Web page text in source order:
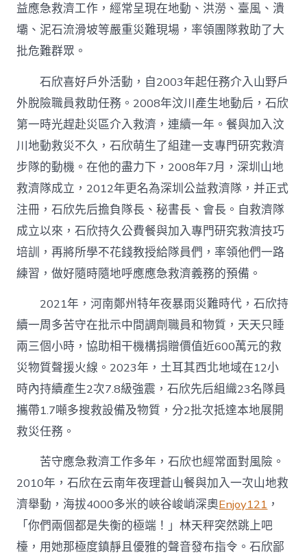
益應急救濟工作，經常呈現在地動、洪澇、臺風、潰
壩、泥石流滑坡等嚴重災難現場，率領團隊救助了大
批危難群眾。
石欣喜好戶外活動，自2003年起任務介入山野戶
外脫險職員救助任務。2008年汶川產生地動后，石欣
第一時光趕赴災區介入救濟，連續一年。餐與加入汶
川地動救災不久，石欣萌生了組建一支專門研究救濟
步隊的動機。在他的盡力下，2008年7月，深圳山地
救濟隊成立，2012年更名為深圳公益救濟隊，并正式
注冊，石欣先后擔負隊長、秘書長、會長。自救濟隊
成立以來，石欣持久公費餐與加入專門研究救濟技巧
培訓，再將所學不花錢教授給隊員們，率領他們一路
練習，做好隨時隨地呼應應急救濟義務的預備。
2021年，河南鄭州特年夜暴雨災難時代，石欣持
續一周多苦守在批示中間調劑職員和物質，天天只睡
兩三個小時，協助相干機構捐贈價值近600萬元的救
災物質聲援火線。2023年，土耳其西北地域在12小
時內持續產生2次7.8級強震，石欣先后組織23名隊員
攜帶1.7噸多搜救設備及物質，分2批次抵達本地展開
救災任務。
苦守應急救濟工作多年，石欣也經常面對風險。
2010年，石欣在云南年夜理蒼山餐與加入一次山地救
濟舉動，海拔4000多米的峽谷峻峭深奧Enjoy121 ，
「你們兩個都是失衡的極端！」林天秤突然跳上吧
檯，用她那極度鎮靜且優雅的聲音發布指令。石欣鄙